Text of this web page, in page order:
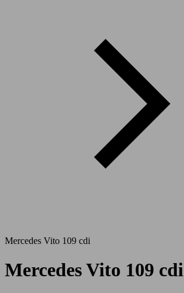
Mercedes Vito 109 cdi
Mercedes Vito 109 cdi